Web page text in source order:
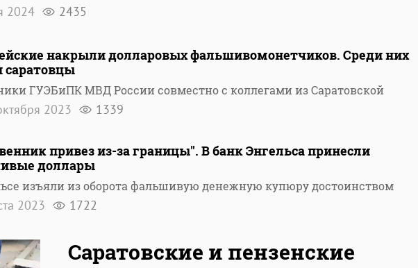
2024 2435
накрыли долларовых фальшивомонетчиков. Среди них
саратовцы
ГУЭБиПК МВД России совместно с коллегами из Саратовской
2023 1339
привез из-за границы". В банк Энгельса принесли
доллары
изъяли из оборота фальшивую денежную купюру достоинством
2023 1722
Саратовские и пензенские